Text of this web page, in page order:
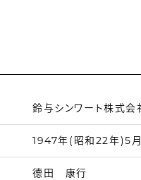
鈴与シンワート株式会
1947年(昭和22年)5
德田 康行